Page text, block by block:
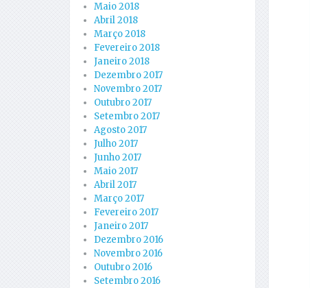
Maio 2018
Abril 2018
Março 2018
Fevereiro 2018
Janeiro 2018
Dezembro 2017
Novembro 2017
Outubro 2017
Setembro 2017
Agosto 2017
Julho 2017
Junho 2017
Maio 2017
Abril 2017
Março 2017
Fevereiro 2017
Janeiro 2017
Dezembro 2016
Novembro 2016
Outubro 2016
Setembro 2016